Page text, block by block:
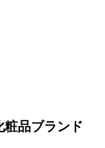
粧品ブランド